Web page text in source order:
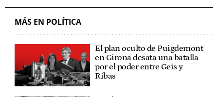
MÁS EN POLÍTICA
El plan oculto de Puigdemont
en Girona desata una batalla
por el poder entre Geis y
Ribas